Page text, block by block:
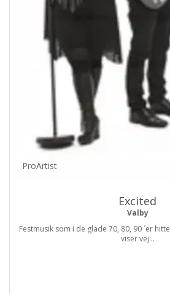
ProArtist
Excited
Valby
Festmusik som i de glade 70, 80, 90 ´er
viser vej...